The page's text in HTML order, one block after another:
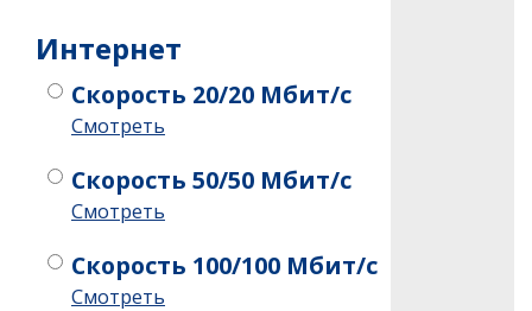
Интернет
Скорость 20/20 Мбит/с
Смотреть
Скорость 50/50 Мбит/с
Смотреть
Скорость 100/100 Мбит/с
Смотреть